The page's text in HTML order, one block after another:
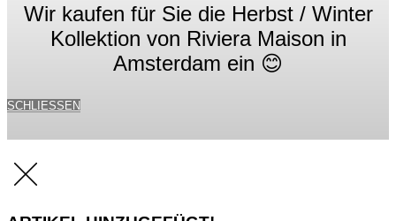
Wir kaufen für Sie die Herbst / Winter
Kollektion von Riviera Maison in
Amsterdam ein 😊
SCHLIESSEN